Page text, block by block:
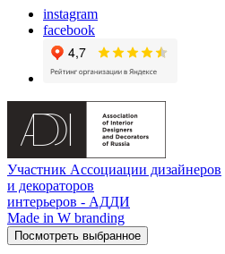
instagram
facebook
Участник Ассоциации дизайнеров
и декораторов
интерьеров - АДДИ
Made in W branding
Посмотреть выбранное